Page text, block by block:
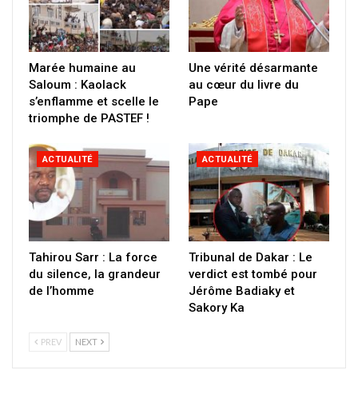
Marée humaine au
Saloum : Kaolack
s’enflamme et scelle le
triomphe de PASTEF !
Une vérité désarmante
au cœur du livre du
Pape
ACTUALITÉ
Tahirou Sarr : La force
du silence, la grandeur
de l’homme
ACTUALITÉ
Tribunal de Dakar : Le
verdict est tombé pour
Jérôme Badiaky et
Sakory Ka
PREV NEXT